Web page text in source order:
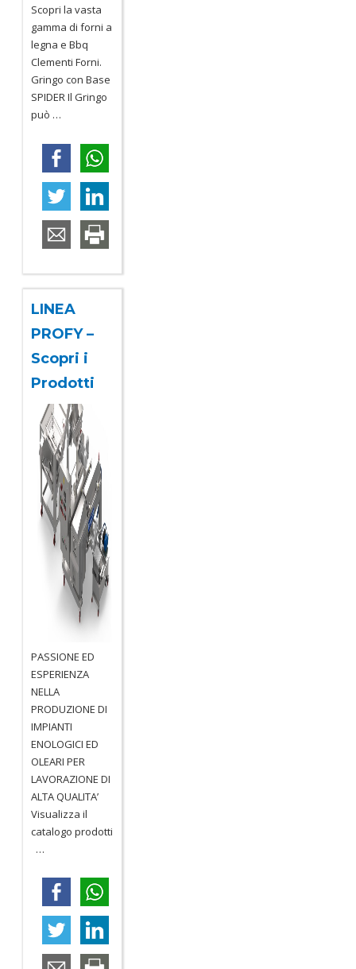
Scopri la vasta
gamma di forni a
legna e Bbq
Clementi Forni.
Gringo con Base
SPIDER Il Gringo
può …
LINEA
PROFY –
Scopri i
Prodotti
PASSIONE ED
ESPERIENZA
NELLA
PRODUZIONE DI
IMPIANTI
ENOLOGICI ED
OLEARI PER
LAVORAZIONE DI
ALTA QUALITA’
Visualizza il
catalogo prodotti
…